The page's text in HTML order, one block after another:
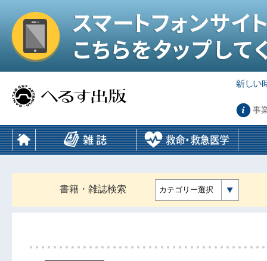
事
書籍・雑誌検索 カテゴリー選択